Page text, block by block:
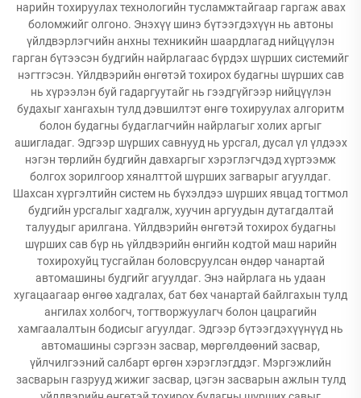
нарийн тохируулах технологийн тусламжтайгаар гаргаж авах
боломжийг олгоно. Энэхүү шинэ бүтээгдэхүүн нь автоны
үйлдвэрлэгчийн анхны техникийн шаардлагад нийцүүлэн
гарган бүтээсэн будгийн найрлагаас бүрдэх шүрших системийг
нэгтгэсэн. Үйлдвэрийн өнгөтэй тохирох будагны шүрших сав
нь хүрээлэн буй гадаргуутайг нь гээдгүйгээр нийцүүлэн
будахыг хангахын тулд дэвшилтэт өнгө тохируулах алгоритм
болон будагны будаглагчийн найрлагыг холих аргыг
ашигладаг. Эдгээр шүрших савнууд нь урсгал, дусал үл үлдээх
нэгэн төрлийн будгийн давхаргыг хэрэглэгчдэд хүртээмж
болгох зорилгоор хяналттой шүрших загварыг агуулдаг.
Шахсан хүргэлтийн систем нь бүхэлдээ шүрших явцад тогтмол
будгийн урсгалыг хадгалж, хуучин аргуудын дутагдалтай
талуудыг арилгана. Үйлдвэрийн өнгөтэй тохирох будагны
шүрших сав бүр нь үйлдвэрийн өнгийн кодтой маш нарийн
тохирохуйц тусгайлан боловсруулсан өндөр чанартай
автомашины будгийг агуулдаг. Энэ найрлага нь удаан
хугацаагаар өнгөө хадгалах, бат бөх чанартай байлгахын тулд
ангилах холбогч, тогтворжуулагч болон цацрагийн
хамгаалалтын бодисыг агуулдаг. Эдгээр бүтээгдэхүүнүүд нь
автомашины сэргээн засвар, мөргөлдөөний засвар,
үйлчилгээний салбарт өргөн хэрэглэгддэг. Мэргэжлийн
засварын газрууд жижиг засвар, цэгэн засварын ажлын тулд